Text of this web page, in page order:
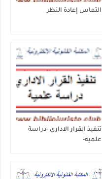
التماس إعادة النظر
تنفيذ القرار الاداري -دراسة
علمية-